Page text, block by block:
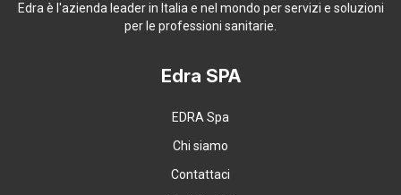
Edra è l'azienda leader in Italia e nel mondo per servizi e soluzioni
per le professioni sanitarie.
Edra SPA
EDRA Spa
Chi siamo
Contattaci